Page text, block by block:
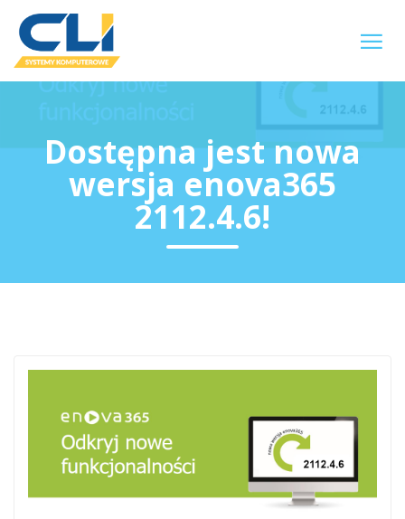
Dostępna jest nowa
wersja enova365
2112.4.6!